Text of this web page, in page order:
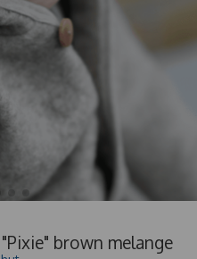
brown melange